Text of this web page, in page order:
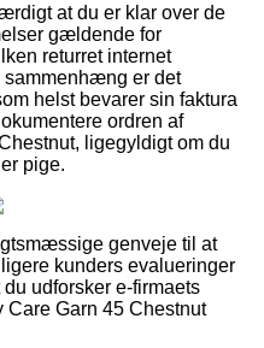
at du er klar over de
gældende for
returret internet
sammenhæng er det
helst bevarer sin faktura
ordren af
ligegyldigt om du
pige.
genveje til at
kunders evalueringer
udforsker e-firmaets
Garn 45 Chestnut